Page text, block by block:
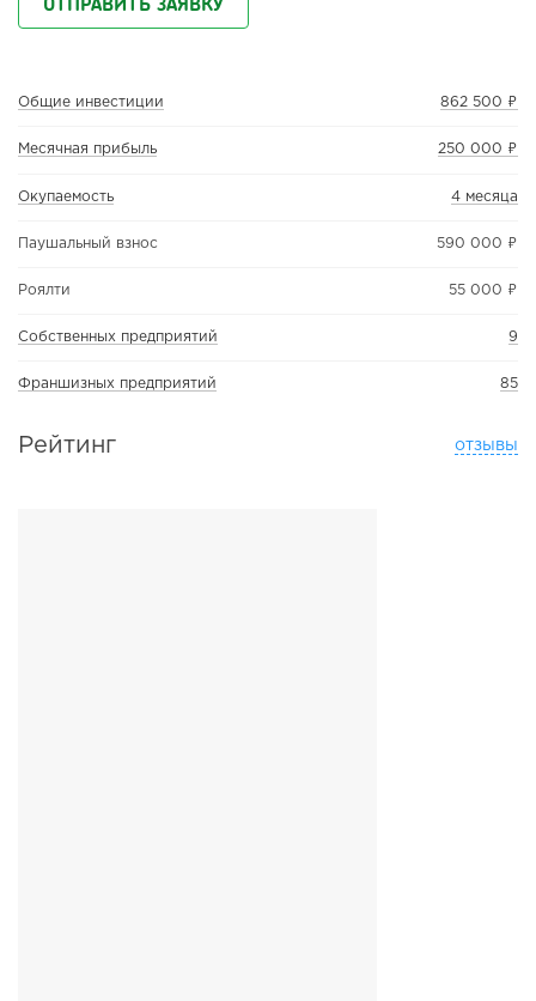
Общие инвестиции 862 500 ₽
Месячная прибыль 250 000 ₽
Окупаемость 4 месяца
Паушальный взнос 590 000 ₽
Роялти 55 000 ₽
Собственных предприятий 9
Франшизных предприятий 85
Рейтинг отзывы